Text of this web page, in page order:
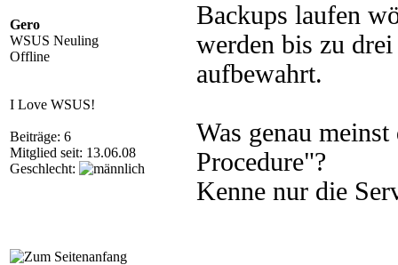
Gero
WSUS Neuling
Offline
I Love WSUS!
Beiträge: 6
Mitglied seit: 13.06.08
Geschlecht:
Backups laufen
werden bis zu
aufbewahrt.
Was genau
Procedure"?
Kenne nur die